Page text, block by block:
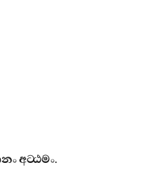
අට‍්ඨමං.